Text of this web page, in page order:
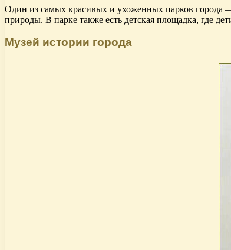
Один из самых красивых и ухоженных парков города
природы. В парке также есть детская площадка, где
Музей истории города